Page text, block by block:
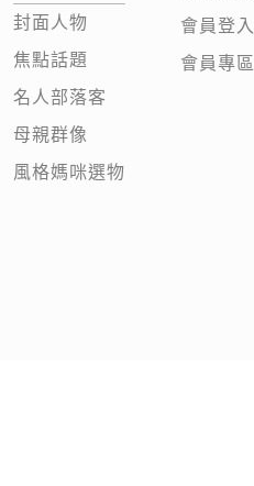
封面人物
焦點話題
名人部落客
母親群像
風格媽咪選物
會員登入
會員專區